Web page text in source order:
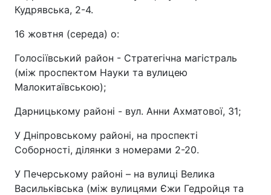
Кудрявська, 2-4.
16 жовтня (середа) о:
Голосіївський район - Стратегічна магістраль
(між проспектом Науки та вулицею
Малокитаївською);
Дарницькому районі - вул. Анни Ахматової, 31;
У Дніпровському районі, на проспекті
Соборності, ділянки з номерами 2-20.
У Печерському районі – на вулиці Велика
Васильківська (між вулицями Єжи Гедройця та